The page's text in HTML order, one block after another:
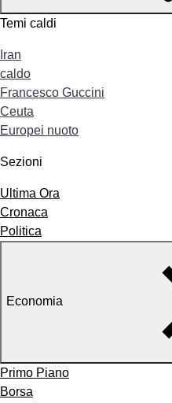
Temi caldi
Iran
caldo
Francesco Guccini
Ceuta
Europei nuoto
Sezioni
Ultima Ora
Cronaca
Politica
Economia
Primo Piano
Borsa